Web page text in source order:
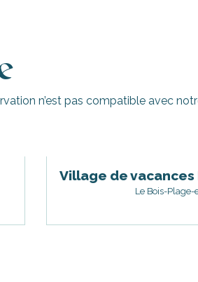
n’est pas compatible avec
Village de vacances
Le Bois-Plage-